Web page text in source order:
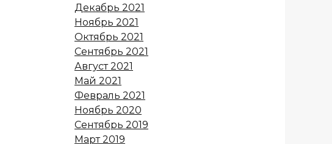
Декабрь 2021
Ноябрь 2021
Октябрь 2021
Сентябрь 2021
Август 2021
Май 2021
Февраль 2021
Ноябрь 2020
Сентябрь 2019
Март 2019